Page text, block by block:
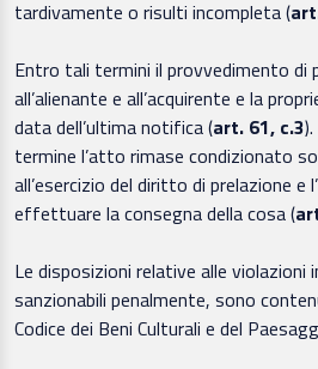
tardivamente o risulti incompleta (
Entro tali termini il provvedimento di
all’alienante e all’acquirente e la
data dell’ultima notifica (art. 61, c.3
termine l’atto rimase condizionato
all’esercizio del diritto di prelazione e
effettuare la consegna della cosa (
Le disposizioni relative alle violazioni
sanzionabili penalmente, sono
Codice dei Beni Culturali e del